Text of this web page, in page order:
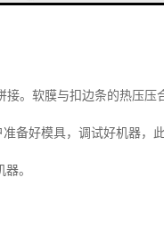
。软膜与扣边条的热压压
备好模具，调试好机器
。